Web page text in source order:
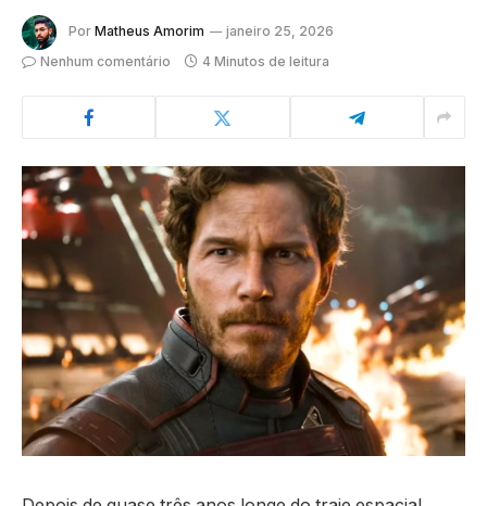
Por Matheus Amorim
janeiro 25, 2026
Nenhum comentário
4 Minutos de leitura